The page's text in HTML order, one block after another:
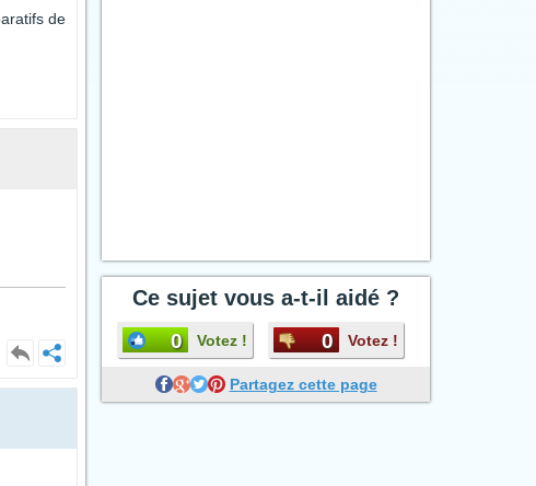
de
Ce sujet vous a-t-il aidé ?
0 Votez ! 0 Votez !
Partagez cette page